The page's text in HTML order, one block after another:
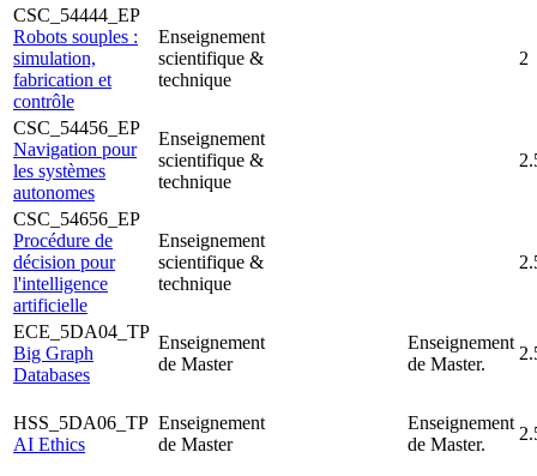
CSC_54444_EP
Robots souples :
simulation,
fabrication et
contrôle
Enseignement
scientifique &
technique
2
CSC_54456_EP
Navigation pour
les systèmes
autonomes
Enseignement
scientifique &
technique
CSC_54656_EP
Procédure de
décision pour
l'intelligence
artificielle
Enseignement
scientifique &
technique
ECE_5DA04_TP
Big Graph
Databases
Enseignement
de Master
Enseignement
de Master.
HSS_5DA06_TP
AI Ethics
Enseignement
de Master
Enseignement
de Master.